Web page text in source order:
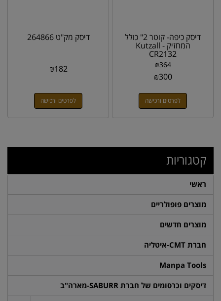
דיסק כיפה- קוטר 2" כולל
המחזיק Kutzall -
CR2132
₪364
₪300
לפרטים ורכישה
דיסק מק"ט 264866
₪182
לפרטים ורכישה
קטגוריות
ראשי
מוצרים פופולריים
מוצרים חדשים
חברת CMT-איטליה
Manpa Tools
דיסקים וכרסומים של חברת SABURR-מארה"ב